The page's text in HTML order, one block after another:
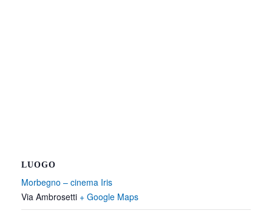
LUOGO
Morbegno – cinema Iris
Via Ambrosetti + Google Maps